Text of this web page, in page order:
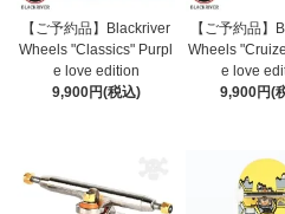
【ご予約品】Blackriver
Wheels "Classics" Purpl
e love edition
9,900円(税込)
【ご予約品】
Wheels
e love
9,900円(